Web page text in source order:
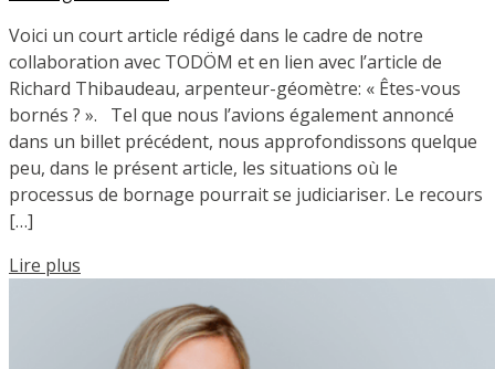
Voici un court article rédigé dans le cadre de notre
collaboration avec TODÖM et en lien avec l’article de
Richard Thibaudeau, arpenteur-géomètre: « Êtes-vous
bornés ? ». Tel que nous l’avions également annoncé
dans un billet précédent, nous approfondissons quelque
peu, dans le présent article, les situations où le
processus de bornage pourrait se judiciariser. Le recours
[…]
Lire plus